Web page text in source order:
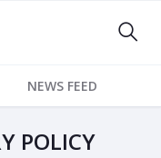
NEWS FEED
POLICY